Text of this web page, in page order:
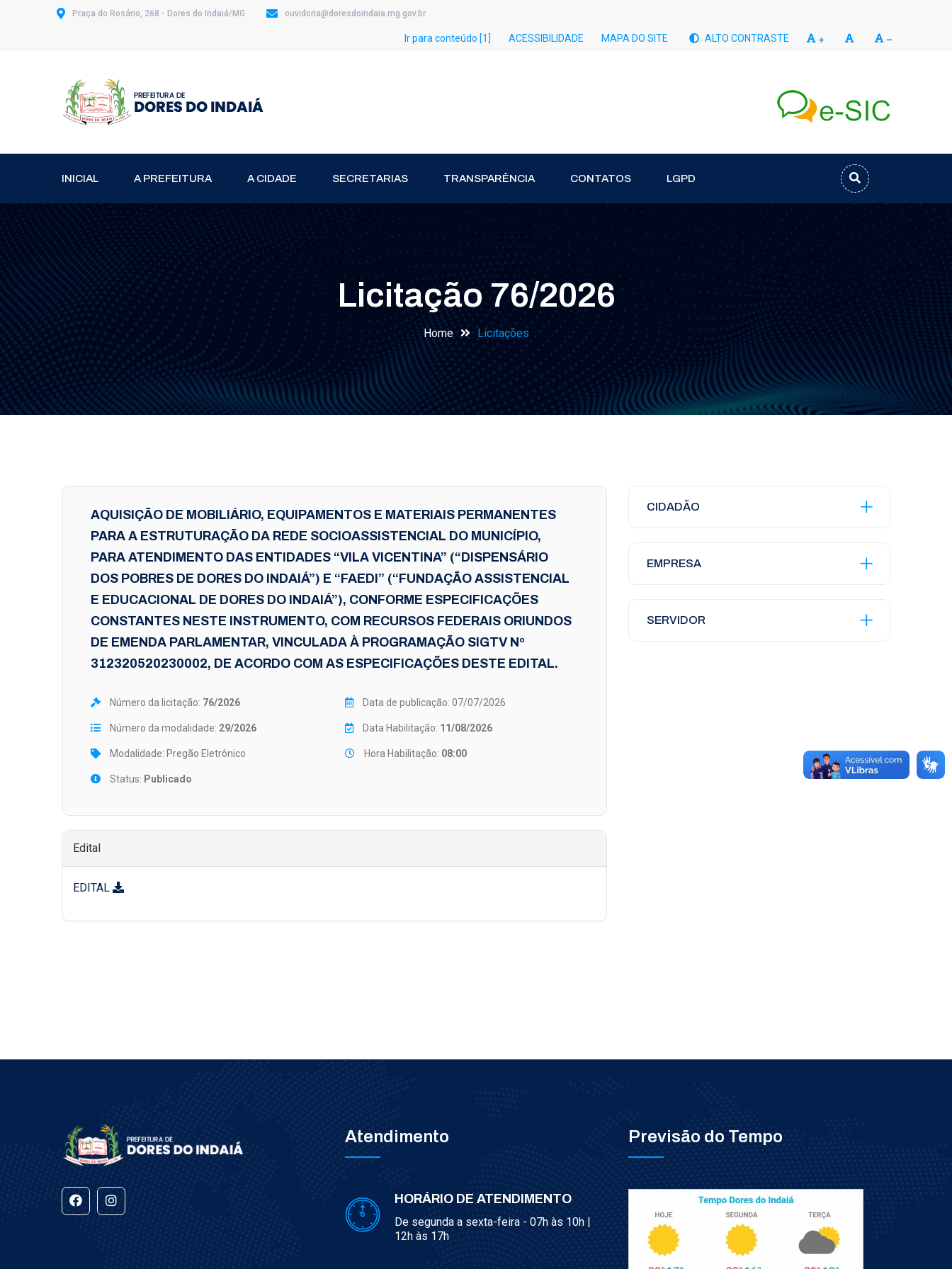
Praça do Rosário, 268 - Dores do Indaiá/MG ouvidoria@doresdoindaia.mg.gov.br
Ir para conteúdo [1] ACESSIBILIDADE MAPA DO SITE ALTO CONTRASTE
INICIAL A PREFEITURA A CIDADE SECRETARIAS TRANSPARÊNCIA CONTATOS LGPD
Licitação 76/2026
Home Licitações
AQUISIÇÃO DE MOBILIÁRIO, EQUIPAMENTOS E MATERIAIS PERMANENTES
PARA A ESTRUTURAÇÃO DA REDE SOCIOASSISTENCIAL DO MUNICÍPIO,
PARA ATENDIMENTO DAS ENTIDADES “VILA VICENTINA” (“DISPENSÁRIO
DOS POBRES DE DORES DO INDAIÁ”) E “FAEDI” (“FUNDAÇÃO ASSISTENCIAL
E EDUCACIONAL DE DORES DO INDAIÁ”), CONFORME ESPECIFICAÇÕES
CONSTANTES NESTE INSTRUMENTO, COM RECURSOS FEDERAIS ORIUNDOS
DE EMENDA PARLAMENTAR, VINCULADA À PROGRAMAÇÃO SIGTV Nº
312320520230002, DE ACORDO COM AS ESPECIFICAÇÕES DESTE EDITAL.
Número da licitação: 76/2026
Número da modalidade: 29/2026
Modalidade: Pregão Eletrônico
Status: Publicado
Data de publicação: 07/07/2026
Data Habilitação: 11/08/2026
Hora Habilitação: 08:00
Edital
EDITAL
CIDADÃO
EMPRESA
SERVIDOR
Atendimento
HORÁRIO DE ATENDIMENTO
De segunda a sexta-feira - 07h às 10h |
12h às 17h
Previsão do Tempo